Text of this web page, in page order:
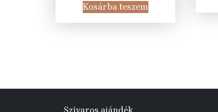
was:
5
175 Ft.
is:
3
195 Ft.
Kosárba teszem